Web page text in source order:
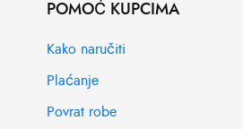
POMOĆ KUPCIMA
Kako naručiti
Plaćanje
Povrat robe